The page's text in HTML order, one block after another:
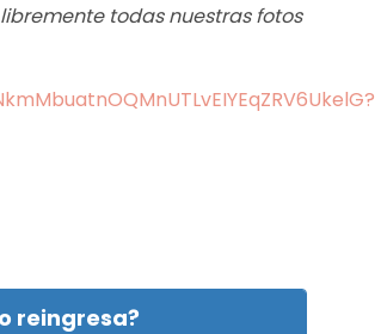
todas nuestras fotos
reingresa?